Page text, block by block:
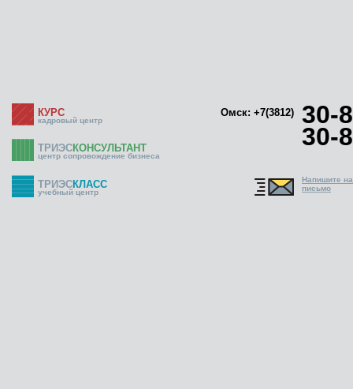
КУРС
кадровый центр
Омск: +7(3812) 30-
30-
ТРИЭСКОНСУЛЬТАНТ
центр сопровождение бизнеса
ТРИЭСКЛАСС
учебный центр
Напишите
письмо